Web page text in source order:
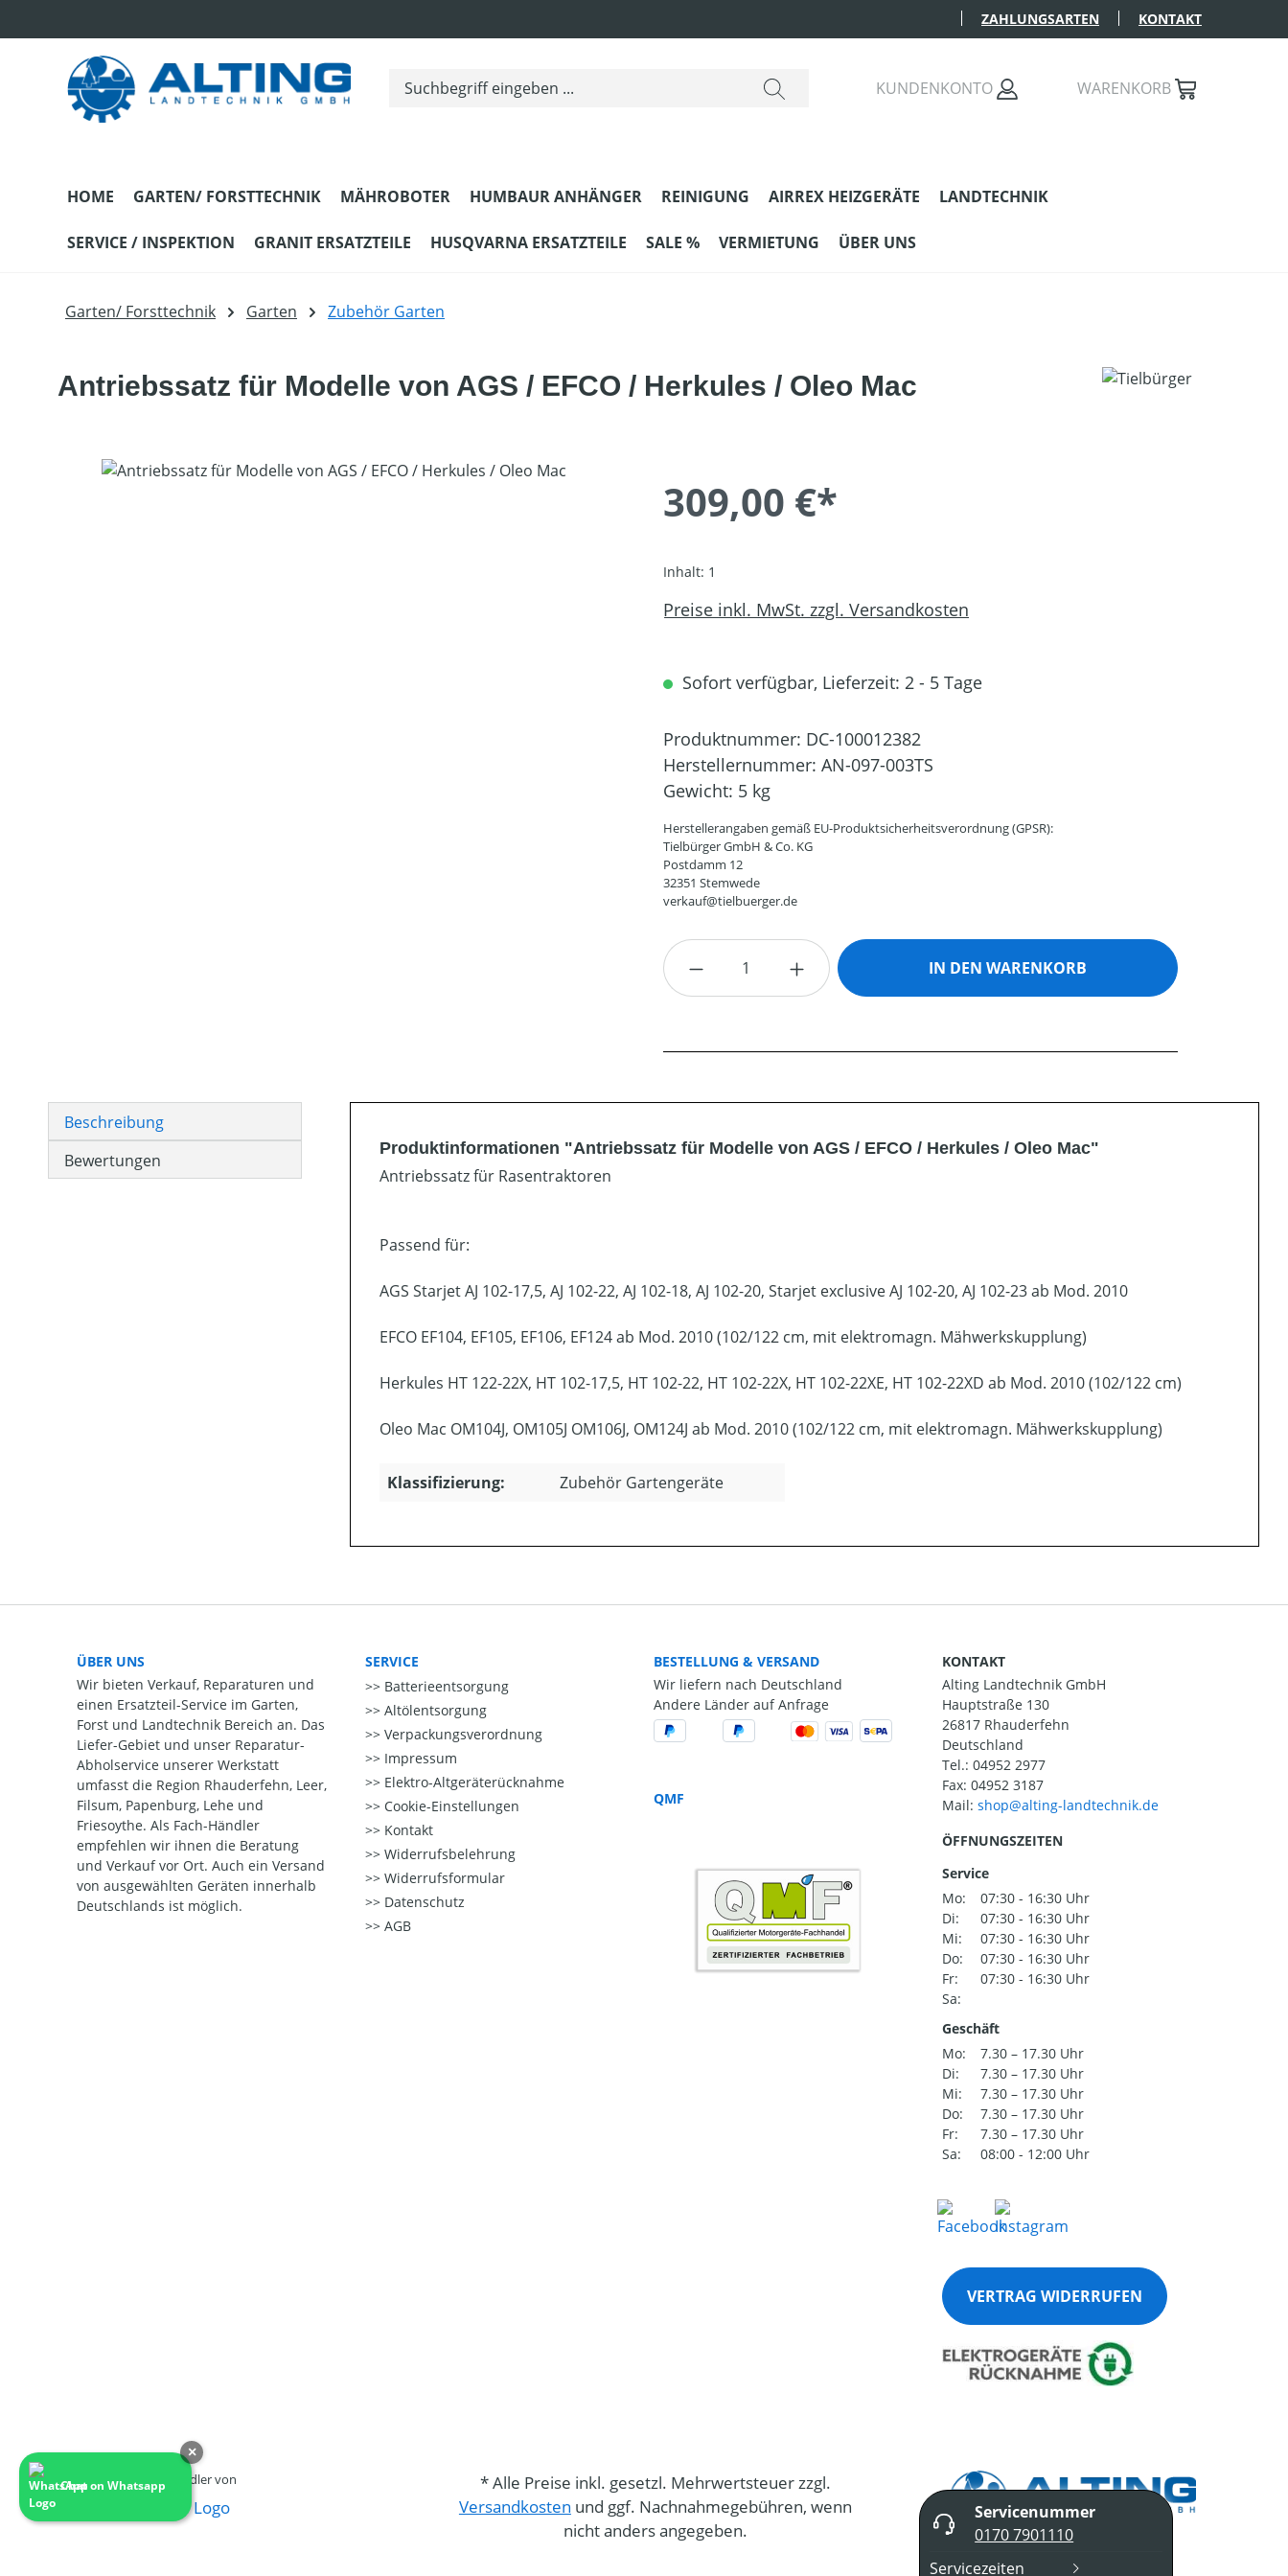
ZAHLUNGSARTEN KONTAKT
KUNDENKONTO WARENKORB
HOME GARTEN/ FORSTTECHNIK MÄHROBOTER HUMBAUR ANHÄNGER REINIGUNG AIRREX HEIZGERÄTE LANDTECHNIK
SERVICE / INSPEKTION GRANIT ERSATZTEILE HUSQVARNA ERSATZTEILE SALE % VERMIETUNG ÜBER UNS
Garten/ Forsttechnik Garten Zubehör Garten
Antriebssatz für Modelle von AGS / EFCO / Herkules / Oleo Mac
Bildergalerie überspringen
309,00 €*
Inhalt: 1
Preise inkl. MwSt. zzgl. Versandkosten
Sofort verfügbar, Lieferzeit: 2 - 5 Tage
Produktnummer: DC-100012382
Herstellernummer: AN-097-003TS
Gewicht: 5 kg
Herstellerangaben gemäß EU-Produktsicherheitsverordnung (GPSR):
Tielbürger GmbH & Co. KG
Postdamm 12
32351 Stemwede
verkauf@tielbuerger.de
Produkt Anzahl: Gib den gewünschten Wert ein oder
IN DEN WARENKORB
Beschreibung
Bewertungen
Produktinformationen "Antriebssatz für Modelle von AGS / EFCO / Herkules / Oleo Mac"
Antriebssatz für Rasentraktoren
Passend für:
AGS Starjet AJ 102-17,5, AJ 102-22, AJ 102-18, AJ 102-20, Starjet exclusive AJ 102-20, AJ 102-23 ab Mod. 2010
EFCO EF104, EF105, EF106, EF124 ab Mod. 2010 (102/122 cm, mit elektromagn. Mähwerkskupplung)
Herkules HT 122-22X, HT 102-17,5, HT 102-22, HT 102-22X, HT 102-22XE, HT 102-22XD ab Mod. 2010 (102/122 cm)
Oleo Mac OM104J, OM105J OM106J, OM124J ab Mod. 2010 (102/122 cm, mit elektromagn. Mähwerkskupplung)
Klassifizierung: Zubehör Gartengeräte
Chat on Whatsapp
×
ÜBER UNS
Wir bieten Verkauf, Reparaturen und
einen Ersatzteil-Service im Garten,
Forst und Landtechnik Bereich an. Das
Liefer-Gebiet und unser Reparatur-
Abholservice unserer Werkstatt
umfasst die Region Rhauderfehn, Leer,
Filsum, Papenburg, Lehe und
Friesoythe. Als Fach-Händler
empfehlen wir ihnen die Beratung
und Verkauf vor Ort. Auch ein Versand
von ausgewählten Geräten innerhalb
Deutschlands ist möglich.
SERVICE
Batterieentsorgung
Altölentsorgung
Verpackungsverordnung
Impressum
Elektro-Altgeräterücknahme
Cookie-Einstellungen
Kontakt
Widerrufsbelehrung
Widerrufsformular
Datenschutz
AGB
BESTELLUNG & VERSAND
Wir liefern nach Deutschland
Andere Länder auf Anfrage
QMF
KONTAKT
Alting Landtechnik GmbH
Hauptstraße 130
26817 Rhauderfehn
Deutschland
Tel.: 04952 2977
Fax: 04952 3187
Mail:
ÖFFNUNGSZEITEN
Service
Mo:
07:30 - 16:30 Uhr
Di:
07:30 - 16:30 Uhr
Mi:
07:30 - 16:30 Uhr
Do:
07:30 - 16:30 Uhr
Fr:
07:30 - 16:30 Uhr
Sa:
Geschäft
Mo:
7.30 – 17.30 Uhr
Di:
7.30 – 17.30 Uhr
Mi:
7.30 – 17.30 Uhr
Do:
7.30 – 17.30 Uhr
Fr:
7.30 – 17.30 Uhr
Sa:
08:00 - 12:00 Uhr
VERTRAG WIDERRUFEN
Ein Fachhändler von
* Alle Preise inkl. gesetzl. Mehrwertsteuer zzgl.
Versandkosten und ggf. Nachnahmegebühren, wenn
nicht anders angegeben.
Servicenummer
0170 7901110
Servicezeiten